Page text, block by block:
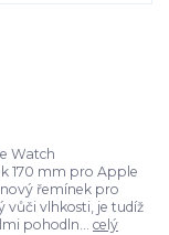
Watch
170 mm pro Apple
řemínek pro
vůči vlhkosti, je tudíž
pohodln... celý